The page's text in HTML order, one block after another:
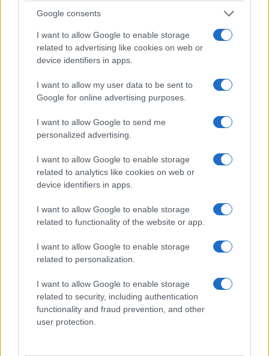
Google consents
I want to allow Google to enable storage
related to advertising like cookies on web or
device identifiers in apps.
I want to allow my user data to be sent to
Google for online advertising purposes.
I want to allow Google to send me
personalized advertising.
I want to allow Google to enable storage
related to analytics like cookies on web or
device identifiers in apps.
I want to allow Google to enable storage
related to functionality of the website or app.
I want to allow Google to enable storage
related to personalization.
I want to allow Google to enable storage
related to security, including authentication
functionality and fraud prevention, and other
user protection.